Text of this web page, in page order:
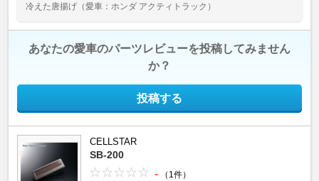
冷えた唐揚げ （愛車：ホンダ アクティトラック）
あなたの愛車のパーツレビューを投稿してみません
か？
投稿する
CELLSTAR
SB-200
-
（1件）